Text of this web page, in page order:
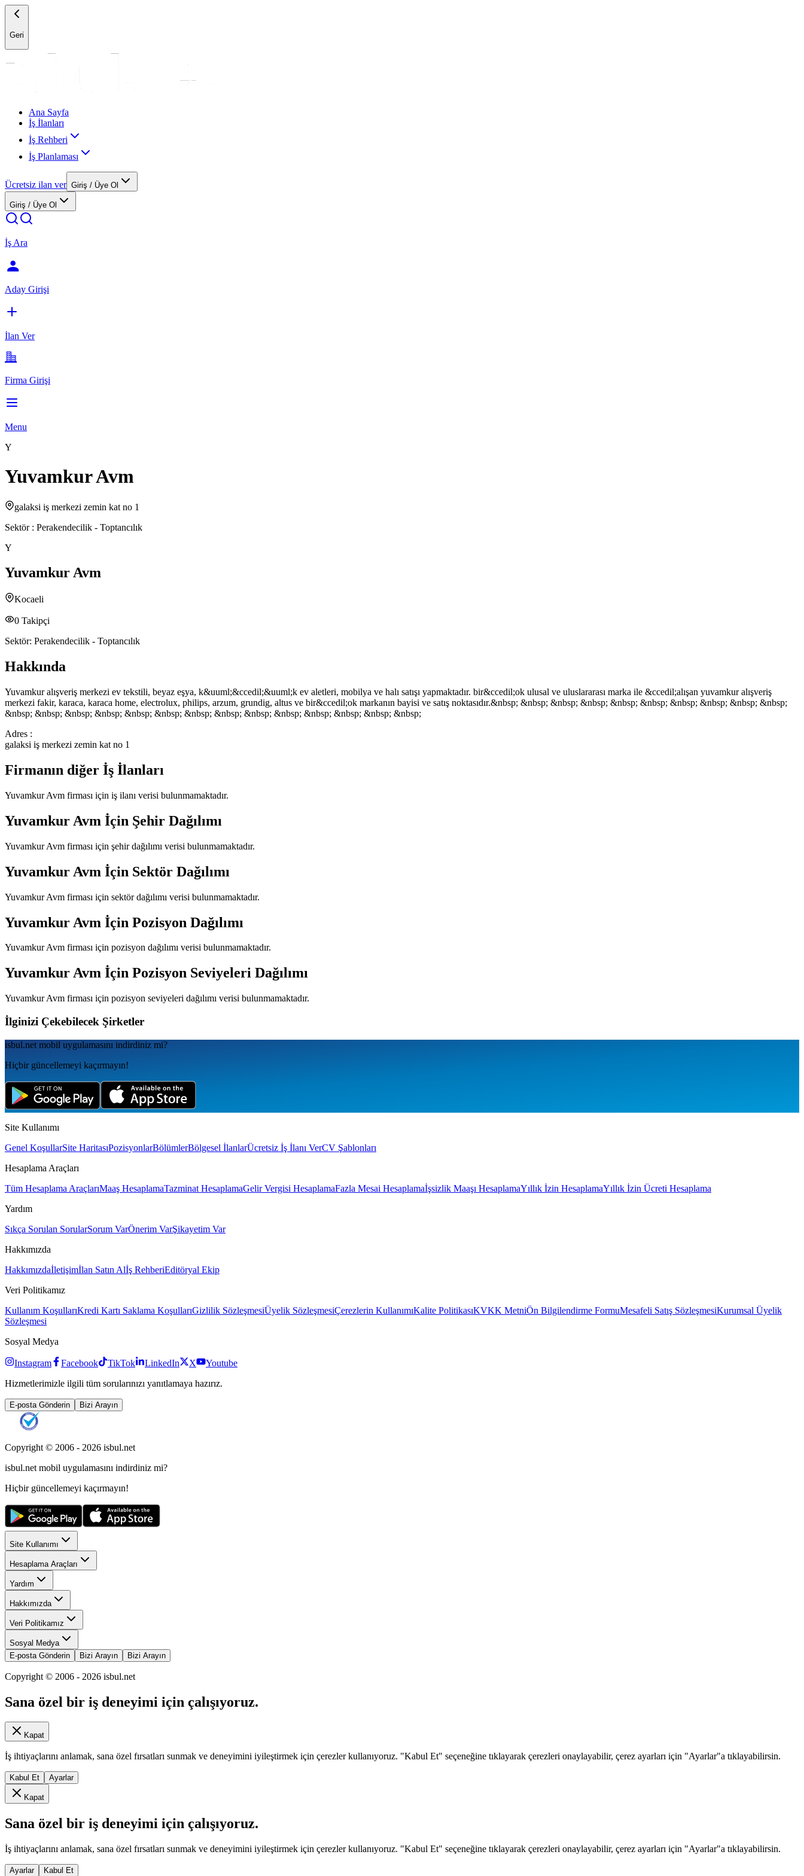
Geri
Ana Sayfa
İş İlanları
İş Rehberi
İş Planlaması
Ücretsiz ilan ver Giriş / Üye Ol
Giriş / Üye Ol
İş Ara
Aday Girişi
İlan Ver
Firma Girişi
Menu
Y
Yuvamkur Avm
galaksi iş merkezi zemin kat no 1
Sektör : Perakendecilik - Toptancılık
Y
Yuvamkur Avm
Kocaeli
0 Takipçi
Sektör: Perakendecilik - Toptancılık
Hakkında
Yuvamkur alışveriş merkezi ev tekstili, beyaz eşya, k&uuml;&ccedil;&uuml;k ev aletleri, mobilya ve halı satışı yapmaktadır. bir&ccedil;ok ulusal ve uluslararası marka ile &ccedil;alışan yuvamkur alışveriş
merkezi fakir, karaca, karaca home, electrolux, philips, arzum, grundig, altus ve bir&ccedil;ok markanın bayisi ve satış noktasıdır.&nbsp; &nbsp; &nbsp; &nbsp; &nbsp; &nbsp; &nbsp; &nbsp; &nbsp; &nbsp;
&nbsp; &nbsp; &nbsp; &nbsp; &nbsp; &nbsp; &nbsp; &nbsp; &nbsp; &nbsp; &nbsp; &nbsp; &nbsp; &nbsp;
Adres :
galaksi iş merkezi zemin kat no 1
Firmanın diğer İş İlanları
Yuvamkur Avm firması için iş ilanı verisi bulunmamaktadır.
Yuvamkur Avm İçin Şehir Dağılımı
Yuvamkur Avm firması için şehir dağılımı verisi bulunmamaktadır.
Yuvamkur Avm İçin Sektör Dağılımı
Yuvamkur Avm firması için sektör dağılımı verisi bulunmamaktadır.
Yuvamkur Avm İçin Pozisyon Dağılımı
Yuvamkur Avm firması için pozisyon dağılımı verisi bulunmamaktadır.
Yuvamkur Avm İçin Pozisyon Seviyeleri Dağılımı
Yuvamkur Avm firması için pozisyon seviyeleri dağılımı verisi bulunmamaktadır.
İlginizi Çekebilecek Şirketler
isbul.net mobil uygulamаsını indirdiniz mi?
Hiçbir güncellemeyi kaçırmayın!
Site Kullanımı
Genel KoşullarSite HaritasıPozisyonlarBölümlerBölgesel İlanlarÜcretsiz İş İlanı VerCV Şablonları
Hesaplama Araçları
Tüm Hesaplama AraçlarıMaaş HesaplamaTazminat HesaplamaGelir Vergisi HesaplamaFazla Mesai Hesaplamaİşsizlik Maaşı HesaplamaYıllık İzin HesaplamaYıllık İzin Ücreti Hesaplama
Yardım
Sıkça Sorulan SorularSorum VarÖnerim VarŞikayetim Var
Hakkımızda
Hakkımızdaİletişimİlan Satın Alİş RehberiEditöryal Ekip
Veri Politikamız
Kullanım KoşullarıKredi Kartı Saklama KoşullarıGizlilik SözleşmesiÜyelik SözleşmesiÇerezlerin KullanımıKalite PolitikasıKVKK MetniÖn Bilgilendirme FormuMesafeli Satış SözleşmesiKurumsal Üyelik
Sözleşmesi
Sosyal Medya
Instagram Facebook TikTok LinkedIn X
Youtube
Hizmetlerimizle ilgili tüm sorularınızı yanıtlamaya hazırız.
E-posta Gönderin Bizi Arayın
Copyright © 2006 - 2026 isbul.net
isbul.net mobil uygulamasını indirdiniz mi?
Hiçbir güncellemeyi kaçırmayın!
Site Kullanımı
Hesaplama Araçları
Yardım
Hakkımızda
Veri Politikamız
Sosyal Medya
E-posta Gönderin
Bizi Arayın Bizi Arayın
Copyright © 2006 - 2026 isbul.net
Sana özel bir iş deneyimi için çalışıyoruz.
Kapat
İş ihtiyaçlarını anlamak, sana özel fırsatları sunmak ve deneyimini iyileştirmek için çerezler kullanıyoruz. "Kabul Et" seçeneğine tıklayarak çerezleri onaylayabilir, çerez ayarları için "Ayarlar"a tıklayabilirsin.
Kabul Et Ayarlar
Kapat
Sana özel bir iş deneyimi için çalışıyoruz.
İş ihtiyaçlarını anlamak, sana özel fırsatları sunmak ve deneyimini iyileştirmek için çerezler kullanıyoruz. "Kabul Et" seçeneğine tıklayarak çerezleri onaylayabilir, çerez ayarları için "Ayarlar"a tıklayabilirsin.
Ayarlar Kabul Et